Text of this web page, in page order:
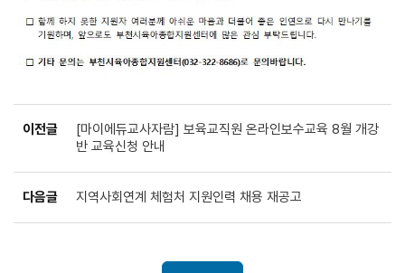
이전글
[마이에듀교사자람] 보육교직원 온라인보수교육 8월 개강
반 교육신청 안내
다음글 지역사회연계 체험처 지원인력 채용 재공고